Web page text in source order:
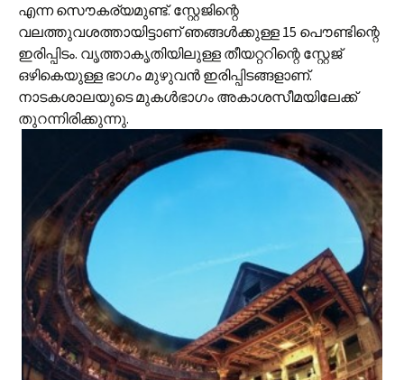
എന്ന സൌകര്യമുണ്ട്. സ്റ്റേജിന്റെ
വലത്തുവശത്തായിട്ടാണ് ഞങ്ങള്‍ക്കുള്ള 15 പൌണ്ടിന്റെ
ഇരിപ്പിടം. വൃത്താകൃതിയിലുള്ള തീയറ്ററിന്റെ സ്റ്റേജ്
ഒഴികെയുള്ള ഭാഗം മുഴുവന്‍ ഇരിപ്പിടങ്ങളാണ്.
നാടകശാലയുടെ മുകള്‍ഭാഗം അകാശസീമയിലേക്ക്
തുറന്നിരിക്കുന്നു.